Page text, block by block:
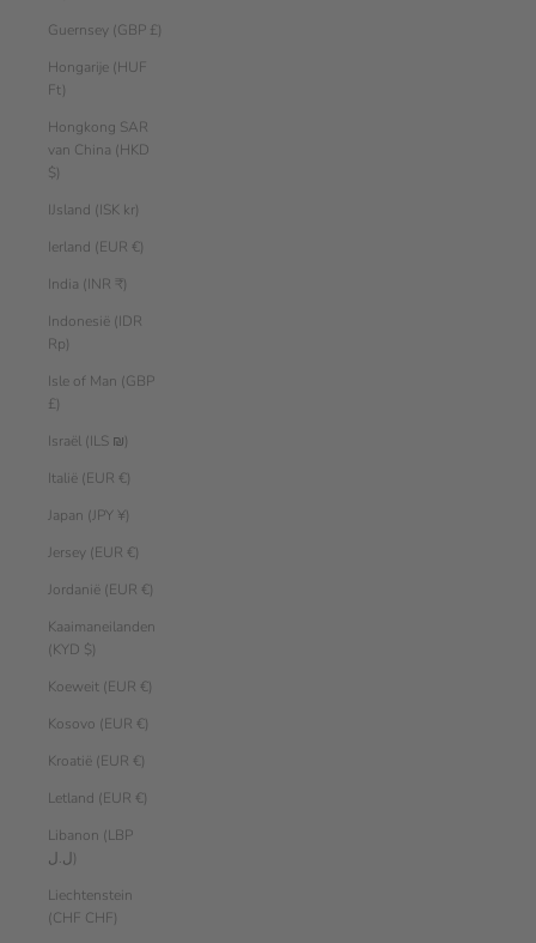
Guernsey (GBP £)
Hongarije (HUF
Ft)
Hongkong SAR
van China (HKD
$)
IJsland (ISK kr)
Ierland (EUR €)
India (INR ₹)
Indonesië (IDR
Rp)
Isle of Man (GBP
£)
Israël (ILS ₪)
Italië (EUR €)
Japan (JPY ¥)
Jersey (EUR €)
Jordanië (EUR €)
Kaaimaneilanden
(KYD $)
Koeweit (EUR €)
Kosovo (EUR €)
Kroatië (EUR €)
Letland (EUR €)
Libanon (LBP
ل.ل)
Liechtenstein
(CHF CHF)